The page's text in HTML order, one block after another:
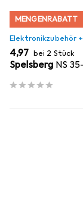
MENGENRABATT
Elektronikzubehör
EUR
4,97 bei 2 Stück
Spelsberg NS